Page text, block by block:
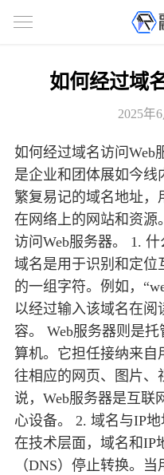
如何经过域
2025年
如何经过域名访问Web
是企业和团体展如今
繁复易记的域名地址，
在网络上的网站和资源
访问Web服务器。 1. 什
域名是用于识别和定位
的一组字符。例如，
以经过输入该域名在
容。 Web服务器则是
算机。它担任接纳来自
往相应的网页、图片、
说，Web服务器是互联
心设备。 2. 域名与IP
在技术层面，域名和IP
（DNS）停止转换。